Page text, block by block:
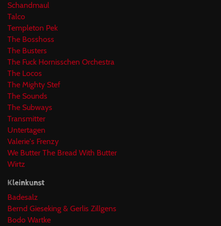
Schandmaul
Talco
Templeton Pek
The Bosshoss
The Busters
The Fuck Hornisschen Orchestra
The Locos
The Mighty Stef
The Sounds
The Subways
Transmitter
Untertagen
Valerie's Frenzy
We Butter The Bread With Butter
Wirtz
Kleinkunst
Badesalz
Bernd Gieseking & Gerlis Zillgens
Bodo Wartke